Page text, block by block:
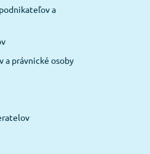
a
a právnické osoby